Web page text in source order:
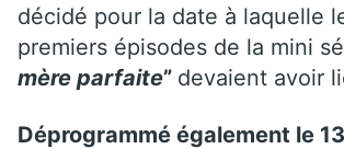
décidé pour la date à laquelle
premiers épisodes de la mini
mère parfaite” devaient avoir
Déprogrammé également le